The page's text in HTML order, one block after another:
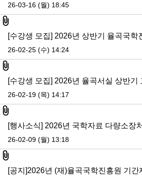
26-03-16 (월) 18:45
첨부파일
26-02-25 (수) 14:24
첨부파일
26-02-19 (목) 14:17
첨부파일
26-02-09 (월) 13:18
첨부파일